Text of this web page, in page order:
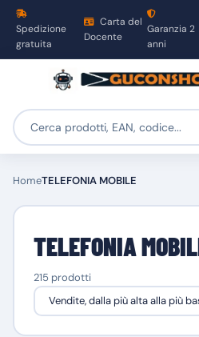
Spedizione
gratuita
Carta del
Docente
Garanzia 2
anni
HomeTELEFONIA MOBILE
TELEFONIA
215 prodotti